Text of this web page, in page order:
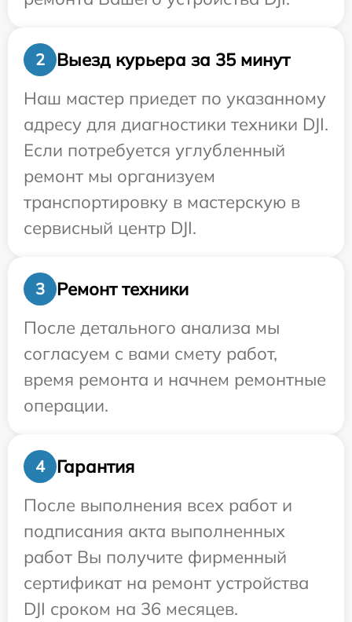
2
Выезд курьера за 35 минут
Наш мастер приедет по указанному
адресу для диагностики техники DJI.
Если потребуется углубленный
ремонт мы организуем
транспортировку в мастерскую в
сервисный центр DJI.
3
Ремонт техники
После детального анализа мы
согласуем с вами смету работ,
время ремонта и начнем ремонтные
операции.
4
Гарантия
После выполнения всех работ и
подписания акта выполненных
работ Вы получите фирменный
сертификат на ремонт устройства
DJI сроком на 36 месяцев.